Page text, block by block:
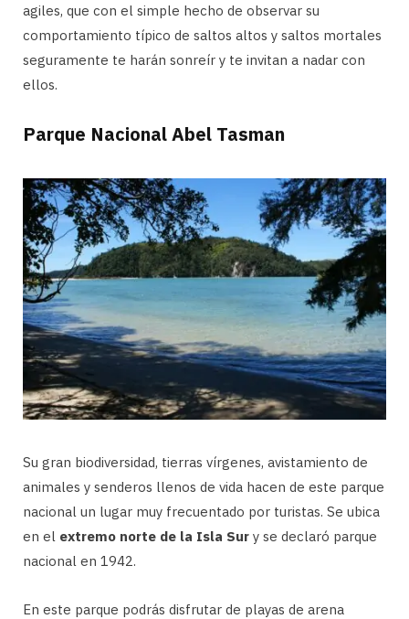
agiles, que con el simple hecho de observar su
comportamiento típico de saltos altos y saltos mortales
seguramente te harán sonreír y te invitan a nadar con
ellos.
Parque Nacional Abel Tasman
Su gran biodiversidad, tierras vírgenes, avistamiento de
animales y senderos llenos de vida hacen de este parque
nacional un lugar muy frecuentado por turistas. Se ubica
en el extremo norte de la Isla Sur y se declaró parque
nacional en 1942.
En este parque podrás disfrutar de playas de arena